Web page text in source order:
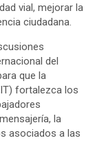
vial, mejorar la
ciudadana.
del
que la
fortalezca los
la
asociados a las